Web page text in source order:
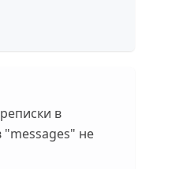
в
"messages" не